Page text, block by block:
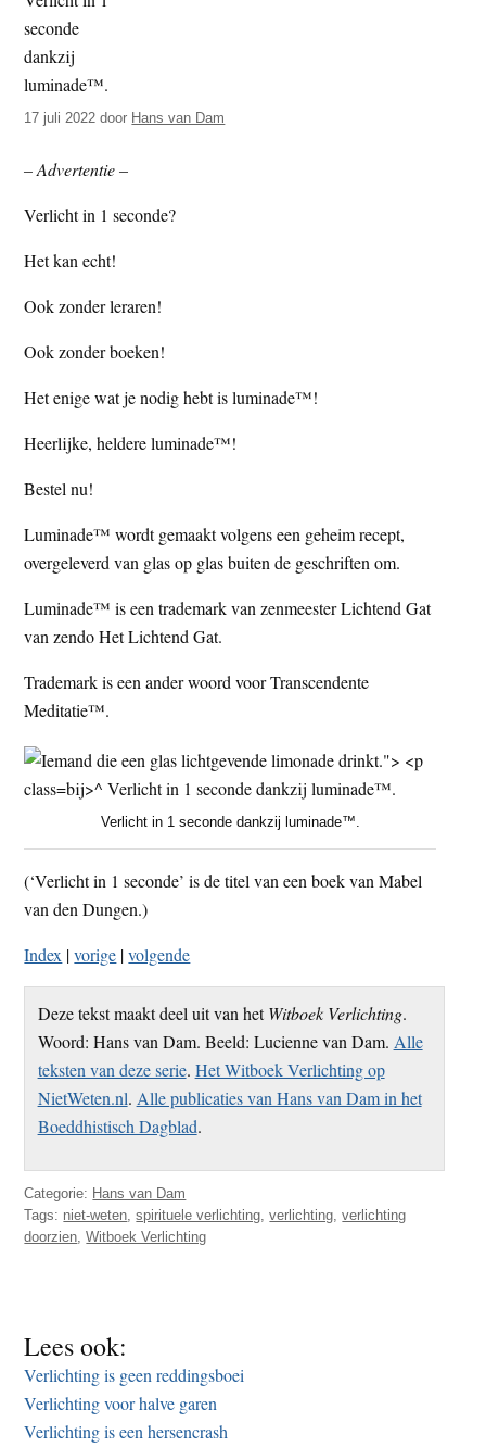
t
e
e
s
i
t17 juli 2022 door Hans van Dam
– Advertentie –
Verlicht in 1 seconde?
Het kan echt!
Ook zonder leraren!
Ook zonder boeken!
Het enige wat je nodig hebt is luminade™!
Heerlijke, heldere luminade™!
Bestel nu!
Luminade™ wordt gemaakt volgens een geheim recept,
overgeleverd van glas op glas buiten de geschriften om.
Luminade™ is een trademark van zenmeester Lichtend Gat
van zendo Het Lichtend Gat.
Trademark is een ander woord voor Transcendente
Meditatie™.
Verlicht in 1 seconde dankzij luminade™.
(‘Verlicht in 1 seconde’ is de titel van een boek van Mabel
van den Dungen.)
Index |vorige |volgende
Deze tekst maakt deel uit van hetWitboek Verlichting.
Woord: Hans van Dam. Beeld: Lucienne van Dam. Alle
teksten van deze serie. Het Witboek Verlichting op
NietWeten.nl. Alle publicaties van Hans van Dam in het
Boeddhistisch Dagblad.
Categorie: Hans van Dam
Tags: niet-weten,spirituele verlichting,verlichting,verlichting
doorzien,Witboek Verlichting
Lees ook:
Verlichting is geen reddingsboei
Verlichting voor halve garen
Verlichting is een hersencrash